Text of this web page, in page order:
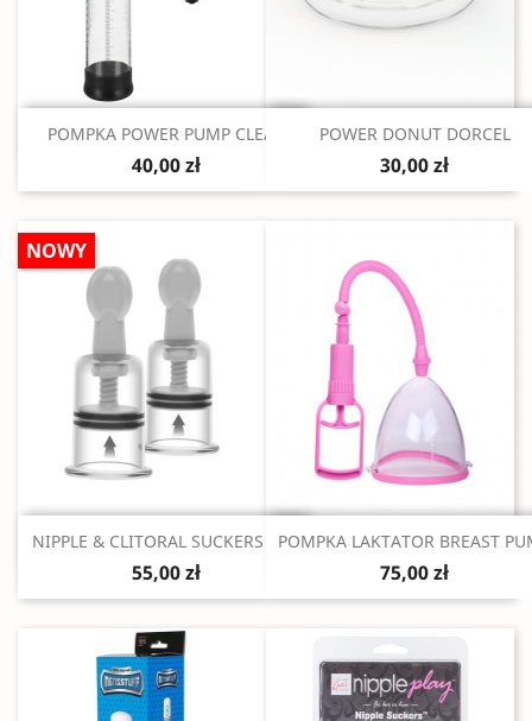
Szybki podgląd
POMPKA POWER PUMP CLEAR
40,00 zł
Szybki podgląd
POWER DONUT DORCEL
30,00 zł
 Szybki podgląd
NIPPLE & CLITORAL SUCKERS S/M
55,00 zł
NOWY
Szybki podgląd
POMPKA LAKTATOR BREAST
75,00 zł